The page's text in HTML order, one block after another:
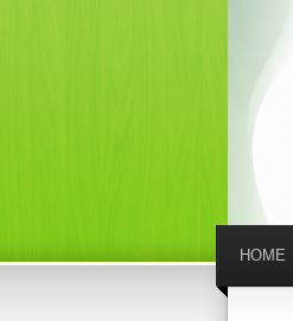
HOME